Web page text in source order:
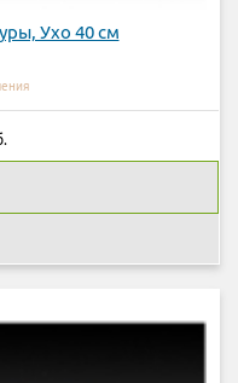
Ухо 40 см